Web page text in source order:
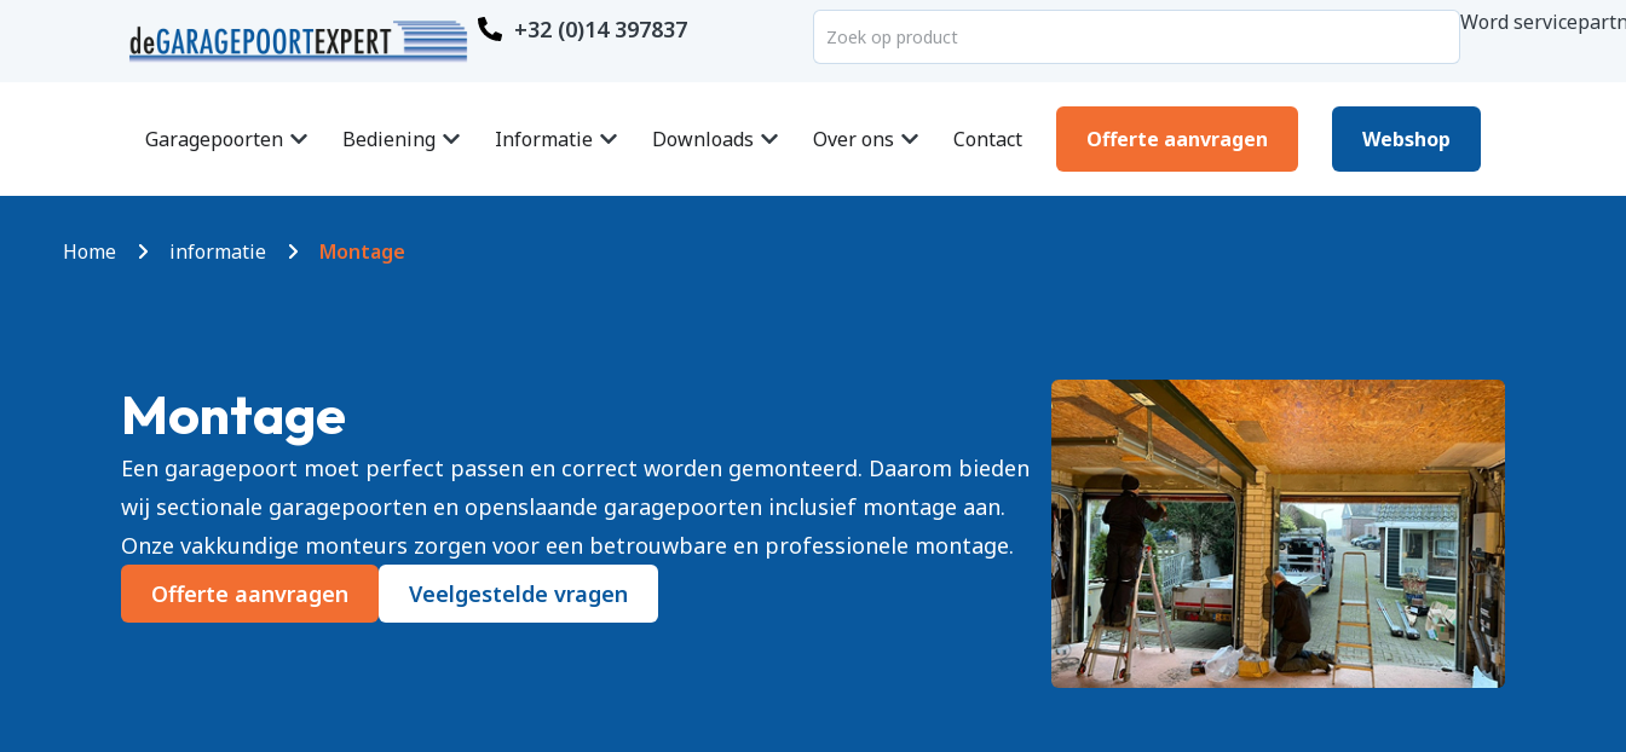
+32 (0)14 397837 Word
Garagepoorten Bediening Informatie Downloads Over ons Contact Offerte aanvragen Webshop
Home informatie Montage
Montage
Een garagepoort moet perfect passen en correct worden gemonteerd. Daarom bieden
wij sectionale garagepoorten en openslaande garagepoorten inclusief montage aan.
Onze vakkundige monteurs zorgen voor een betrouwbare en professionele montage.
Offerte aanvragen
Veelgestelde vragen